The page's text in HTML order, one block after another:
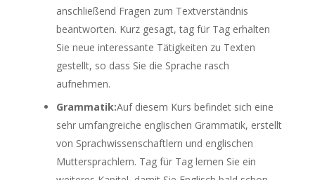
anschließend Fragen zum Textverständnis
beantworten. Kurz gesagt, tag für Tag erhalten
Sie neue interessante Tätigkeiten zu Texten
gestellt, so dass Sie die Sprache rasch
aufnehmen.
Grammatik:Auf diesem Kurs befindet sich eine
sehr umfangreiche englischen Grammatik, erstellt
von Sprachwissenschaftlern und englischen
Muttersprachlern. Tag für Tag lernen Sie ein